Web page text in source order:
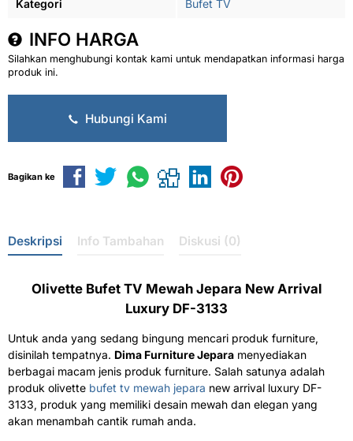
Kategori Bufet TV
INFO HARGA
Silahkan menghubungi kontak kami untuk mendapatkan informasi harga
produk ini.
Hubungi Kami
Bagikan ke
Deskripsi Info Tambahan Diskusi (0)
Olivette Bufet TV Mewah Jepara New Arrival
Luxury DF-3133
Untuk anda yang sedang bingung mencari produk furniture,
disinilah tempatnya. Dima Furniture Jepara menyediakan
berbagai macam jenis produk furniture. Salah satunya adalah
produk olivette bufet tv mewah jepara new arrival luxury DF-
3133, produk yang memiliki desain mewah dan elegan yang
akan menambah cantik rumah anda.